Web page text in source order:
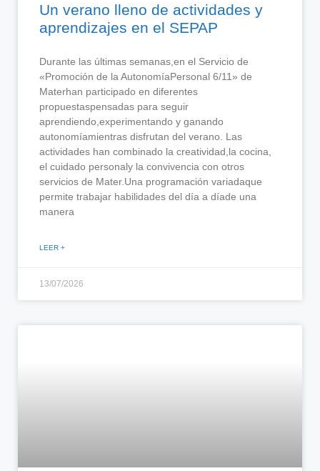
Un verano lleno de actividades y
aprendizajes en el SEPAP
Durante las últimas semanas,en el Servicio de
«Promoción de la AutonomíaPersonal 6/11» de
Materhan participado en diferentes
propuestaspensadas para seguir
aprendiendo,experimentando y ganando
autonomíamientras disfrutan del verano. Las
actividades han combinado la creatividad,la cocina,
el cuidado personaly la convivencia con otros
servicios de Mater.Una programación variadaque
permite trabajar habilidades del día a díade una
manera
LEER +
13/07/2026